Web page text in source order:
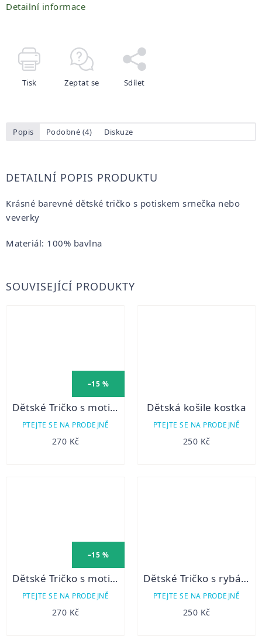
Detailní informace
Tisk Zeptat se Sdílet
Popis Podobné (4) Diskuze
DETAILNÍ POPIS PRODUKTU
Krásné barevné dětské tričko s potiskem srnečka nebo
veverky
Materiál: 100% bavlna
SOUVISEJÍCÍ PRODUKTY
–15 %
Dětské Tričko s motivem zvířátka - žluté
PTEJTE SE NA PRODEJNĚ
270 Kč
Dětská košile kostka
PTEJTE SE NA PRODEJNĚ
250 Kč
–15 %
Dětské Tričko s motivem zvířátka - červené
PTEJTE SE NA PRODEJNĚ
270 Kč
Dětské Tričko s rybářským motivem - Ryby
PTEJTE SE NA PRODEJNĚ
250 Kč